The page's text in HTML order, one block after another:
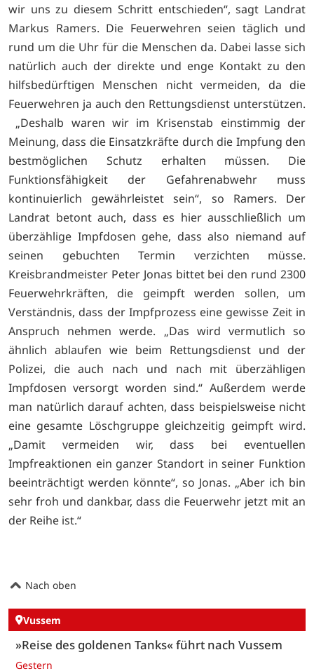
wir uns zu diesem Schritt entschieden“, sagt Landrat
Markus Ramers. Die Feuerwehren seien täglich und
rund um die Uhr für die Menschen da. Dabei lasse sich
natürlich auch der direkte und enge Kontakt zu den
hilfsbedürftigen Menschen nicht vermeiden, da die
Feuerwehren ja auch den Rettungsdienst unterstützen.
„Deshalb waren wir im Krisenstab einstimmig der
Meinung, dass die Einsatzkräfte durch die Impfung den
bestmöglichen Schutz erhalten müssen. Die
Funktionsfähigkeit der Gefahrenabwehr muss
kontinuierlich gewährleistet sein“, so Ramers. Der
Landrat betont auch, dass es hier ausschließlich um
überzählige Impfdosen gehe, dass also niemand auf
seinen gebuchten Termin verzichten müsse.
Kreisbrandmeister Peter Jonas bittet bei den rund 2300
Feuerwehrkräften, die geimpft werden sollen, um
Verständnis, dass der Impfprozess eine gewisse Zeit in
Anspruch nehmen werde. „Das wird vermutlich so
ähnlich ablaufen wie beim Rettungsdienst und der
Polizei, die auch nach und nach mit überzähligen
Impfdosen versorgt worden sind.“ Außerdem werde
man natürlich darauf achten, dass beispielsweise nicht
eine gesamte Löschgruppe gleichzeitig geimpft wird.
„Damit vermeiden wir, dass bei eventuellen
Impfreaktionen ein ganzer Standort in seiner Funktion
beeinträchtigt werden könnte“, so Jonas. „Aber ich bin
sehr froh und dankbar, dass die Feuerwehr jetzt mit an
der Reihe ist.“
Nach oben
Vussem
»Reise des goldenen Tanks« führt nach Vussem
Gestern